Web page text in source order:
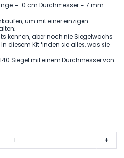
= 10 cm Durchmesser = 7 mm
um mit einer einzigen
kennen, aber noch nie Siegelwachs
diesem Kit finden sie alles, was sie
Siegel mit einem Durchmesser von
+